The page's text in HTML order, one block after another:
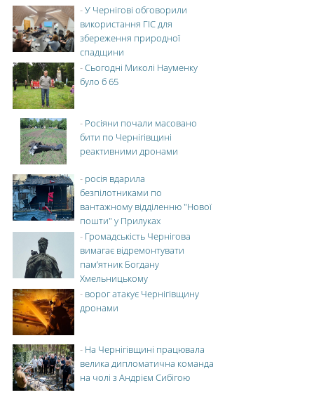
-У Чернігові обговорили
використання ГІС для
збереження природної
спадщини
-Сьогодні Миколі Науменку
було б 65
- Росіяни почали масовано
бити по Чернігівщині
реактивними дронами
- росія вдарила
безпілотниками по
вантажному відділенню "Нової
пошти" у Прилуках
- Громадськість Чернігова
вимагає відремонтувати
пам’ятник Богдану
Хмельницькому
- ворог атакує Чернігівщину
дронами
- На Чернігівщині працювала
велика дипломатична команда
на чолі з Андрієм Сибігою